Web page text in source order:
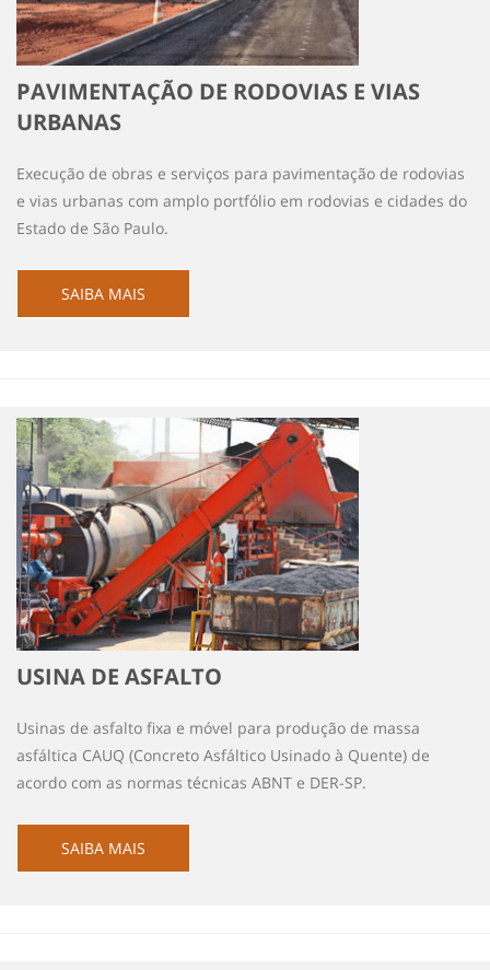
PAVIMENTAÇÃO DE RODOVIAS E VIAS
URBANAS
Execução de obras e serviços para pavimentação de rodovias
e vias urbanas com amplo portfólio em rodovias e cidades do
Estado de São Paulo.
SAIBA MAIS
USINA DE ASFALTO
Usinas de asfalto fixa e móvel para produção de massa
asfáltica CAUQ (Concreto Asfáltico Usinado à Quente) de
acordo com as normas técnicas ABNT e DER-SP.
SAIBA MAIS